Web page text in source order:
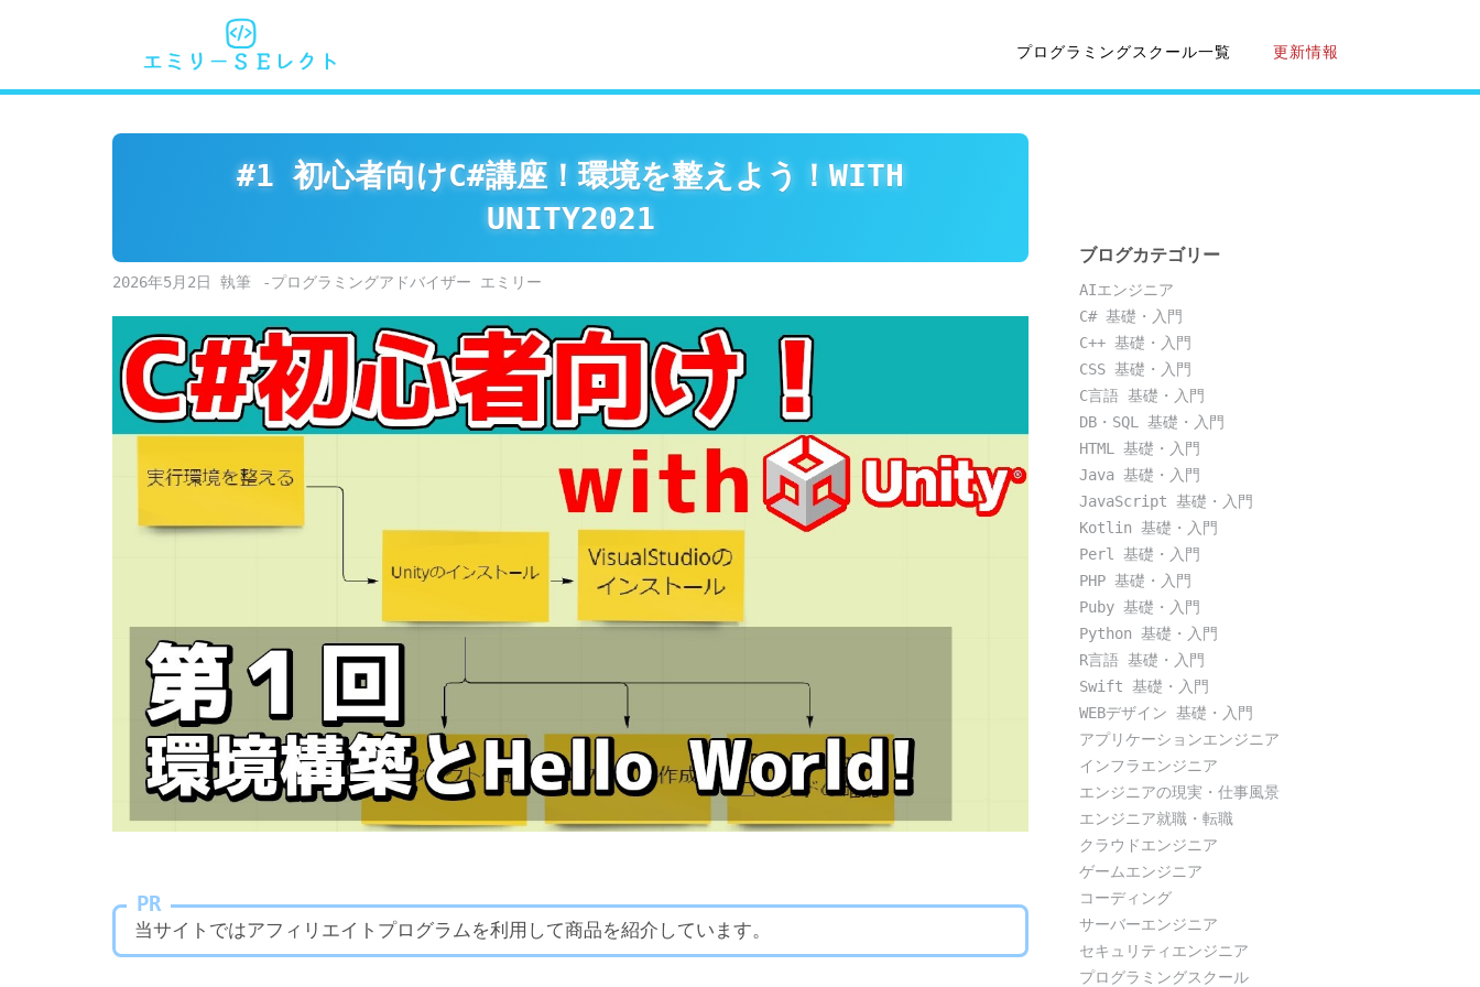
プログラミングスクール一覧 更新情報
#1 初心者向けC#講座！環境を整えよう！WITH
UNITY2021
2026年5月2日 -プログラミングアドバイザー エミリー
PR
当サイトではアフィリエイトプログラムを利用して商品を紹介しています。
ブログカテゴリー
AIエンジニア
C# 基礎・入門
C++ 基礎・入門
CSS 基礎・入門
C言語 基礎・入門
DB・SQL 基礎・入門
HTML 基礎・入門
Java 基礎・入門
JavaScript 基礎・入門
Kotlin 基礎・入門
Perl 基礎・入門
PHP 基礎・入門
Puby 基礎・入門
Python 基礎・入門
R言語 基礎・入門
Swift 基礎・入門
WEBデザイン 基礎・入門
アプリケーションエンジニア
インフラエンジニア
エンジニアの現実・仕事風景
エンジニア就職・転職
クラウドエンジニア
ゲームエンジニア
コーディング
サーバーエンジニア
セキュリティエンジニア
プログラミングスクール